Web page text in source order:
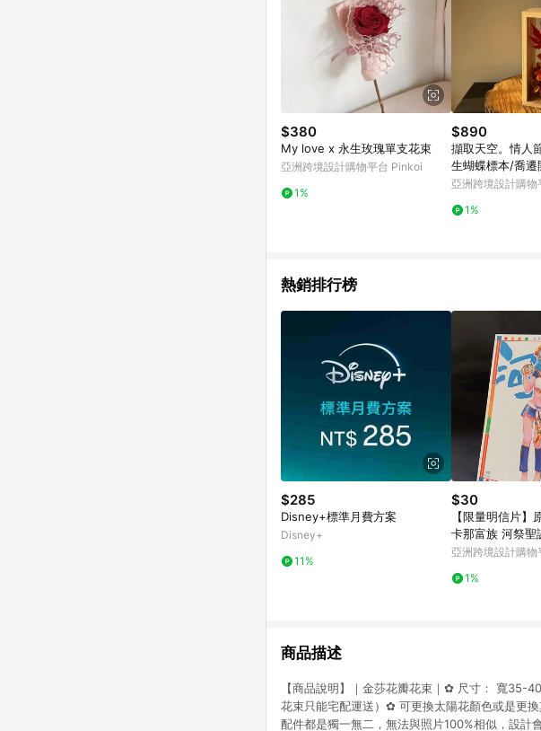
$380
My love x 永生玫瑰單支花束
亞洲跨境設計購物平台 Pinkoi
1%
$890
擷取天空。情人
生蝴蝶標本/喬
亞洲跨境設計購
1%
熱銷排行榜
$285
Disney+標準月費方案
Disney+
11%
$30
【限量明信片】
卡那富族 河祭聖
亞洲跨境設計購
1%
商品描述
【商品說明】｜金莎花瓣花束｜✿ 尺寸： 寬35-
花束只能宅配運送）✿ 可更換太陽花顏色或是更
配件都是獨一無二，無法與照片100%相似，設